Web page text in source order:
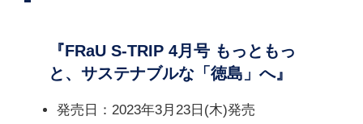
『FRaU S-TRIP 4月号 もっともっ
と、サステナブルな「徳島」へ』
発売日：2023年3月23日(木)発売